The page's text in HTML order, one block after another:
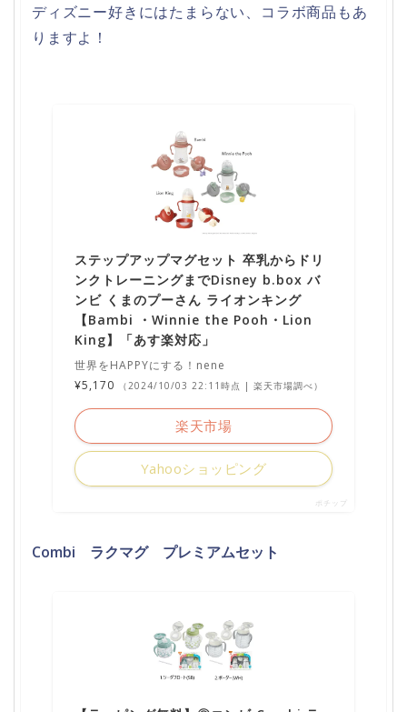
ディズニー好きにはたまらない、コラボ商品もあ
りますよ！
ステップアップマグセット 卒乳からドリ
ンクトレーニングまでDisney b.box バ
ンビ くまのプーさん ライオンキング
【Bambi ・Winnie the Pooh・Lion
King】「あす楽対応」
世界をHAPPYにする！nene
¥5,170
（2024/10/03 22:11時点 | 楽天市場調べ）
楽天市場
Yahooショッピング
ポチップ
Combi ラクマグ プレミアムセット